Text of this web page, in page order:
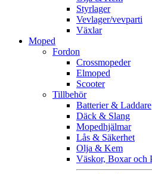
Styrlager
Vevlager/vevparti
Växlar
Moped
Fordon
Crossmopeder
Elmoped
Scooter
Tillbehör
Batterier & Laddare
Däck & Slang
Mopedhjälmar
Lås & Säkerhet
Olja & Kem
Väskor, Boxar och